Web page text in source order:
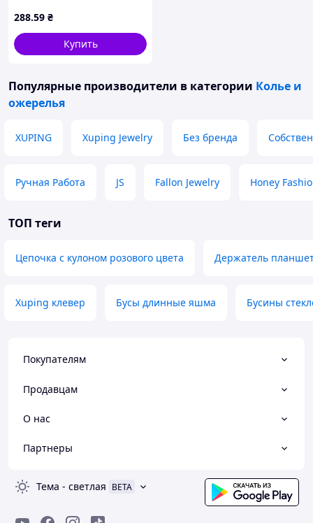
вставкой 1.5-3мм (350253)
ТМ XUPING
288.59 ₴
Купить
Популярные производители в категории Колье и
ожерелья
XUPING Xuping Jewelry Без бренда
Ручная Работа JS Fallon Jewelry Honey
ТОП теги
Цепочка с кулоном розового цвета Держатель
Xuping клевер Бусы длинные яшма Бусины
Покупателям
Продавцам
О нас
Партнеры
Тема - светлая BETA